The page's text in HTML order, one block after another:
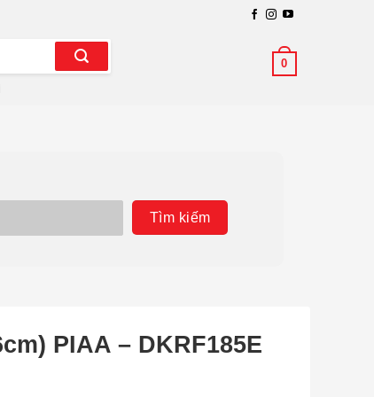
0
Tìm kiếm
PIAA – DKRF185E